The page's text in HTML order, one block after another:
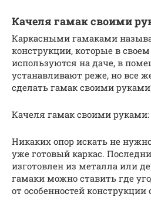
Качеля гамак своими
Каркасными гамаками
конструкции, которые в
используются на даче, в
устанавливают реже, но все
сделать гамак своими
Качеля гамак своими
Никаких опор искать не
уже готовый каркас.
изготовлен из металла или
гамаки можно ставить где
от особенностей